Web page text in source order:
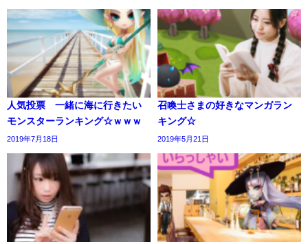
人気投票 一緒に海に行きたい
モンスターランキング☆ｗｗｗ
2019年7月18日
召喚士さまの好きなマンガラン
キング☆
2019年5月21日